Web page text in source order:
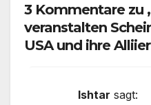
3 Kommentare zu
veranstalten
USA und ihre
Ishtar sagt: